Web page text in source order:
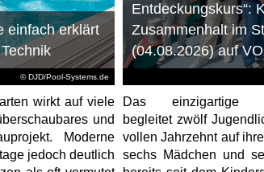
© DJD/Pool-Systems.de
einfach erklärt
wirkt auf viele
und
Moderne
jedoch deutlich
Entdeckungskurs“:
Zusammenhalt im
(04.08.2026) auf
Das einzigartige
begleitet zwölf
vollen Jahrzehnt auf
sechs Mädchen und